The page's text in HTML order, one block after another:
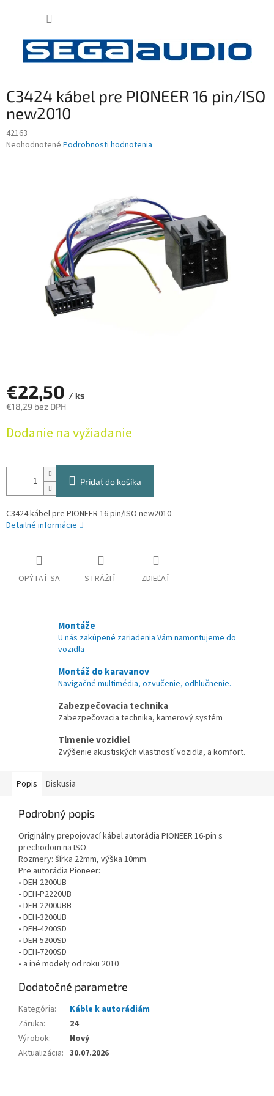
C3424 kábel pre PIONEER 16 pin/ISO
new2010
42163
Priemerné
Neohodnotené Podrobnosti hodnotenia
€22,50 / ks
€18,29 bez DPH
cena:
Dodanie na vyžiadanie
Pridať do košíka
C3424 kábel pre PIONEER 16 pin/ISO new2010
Detailné informácie
OPÝTAŤ SA STRÁŽIŤ ZDIEĽAŤ
Montáže
U nás zakúpené zariadenia Vám namontujeme do
vozidla
Montáž do karavanov
Navigačné multimédia, ozvučenie, odhlučnenie.
Zabezpečovacia technika
Zabezpečovacia technika, kamerový systém
Tlmenie vozidiel
Zvýšenie akustiských vlastností vozidla, a komfort.
Popis Diskusia
Podrobný popis
Originálny prepojovací kábel autorádia PIONEER 16-pin s
prechodom na ISO.
Rozmery: šírka 22mm, výška 10mm.
Pre autorádia Pioneer:
• DEH-2200UB
• DEH-P2220UB
• DEH-2200UBB
• DEH-3200UB
• DEH-4200SD
• DEH-5200SD
• DEH-7200SD
• a iné modely od roku 2010
Dodatočné parametre
Kategória:
Káble k autorádiám
Záruka:
24
Výrobok:
Nový
Aktualizácia: 30.07.2026